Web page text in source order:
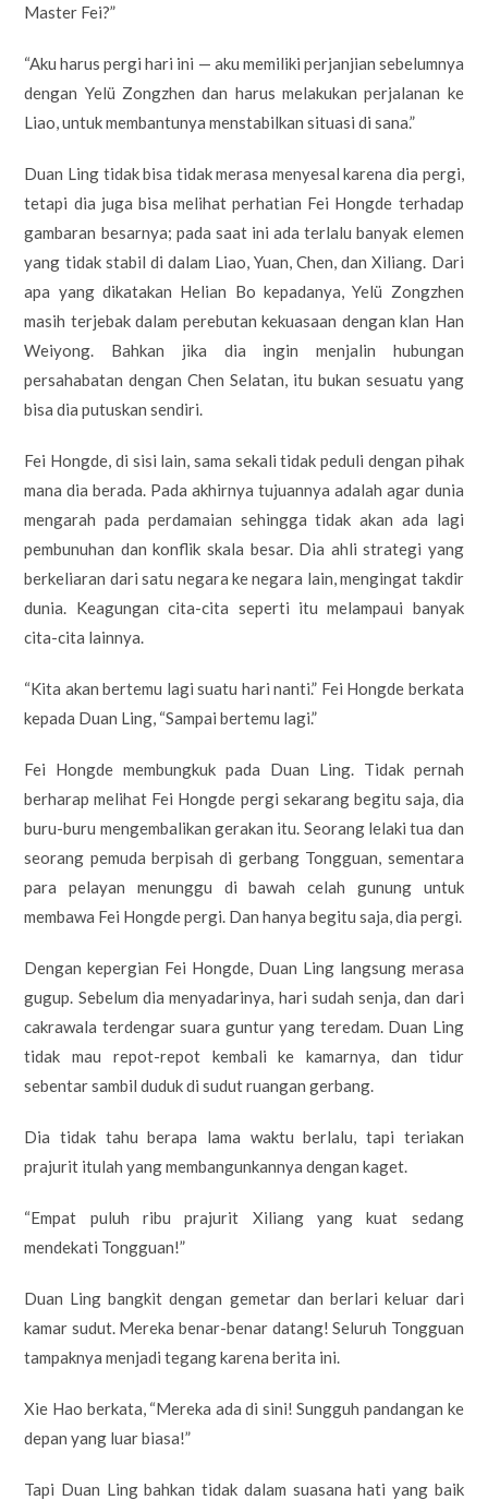
Master Fei?”
“Aku harus pergi hari ini — aku memiliki perjanjian sebelumnya
dengan Yelü Zongzhen dan harus melakukan perjalanan ke
Liao, untuk membantunya menstabilkan situasi di sana.”
Duan Ling tidak bisa tidak merasa menyesal karena dia pergi,
tetapi dia juga bisa melihat perhatian Fei Hongde terhadap
gambaran besarnya; pada saat ini ada terlalu banyak elemen
yang tidak stabil di dalam Liao, Yuan, Chen, dan Xiliang. Dari
apa yang dikatakan Helian Bo kepadanya, Yelü Zongzhen
masih terjebak dalam perebutan kekuasaan dengan klan Han
Weiyong. Bahkan jika dia ingin menjalin hubungan
persahabatan dengan Chen Selatan, itu bukan sesuatu yang
bisa dia putuskan sendiri.
Fei Hongde, di sisi lain, sama sekali tidak peduli dengan pihak
mana dia berada. Pada akhirnya tujuannya adalah agar dunia
mengarah pada perdamaian sehingga tidak akan ada lagi
pembunuhan dan konflik skala besar. Dia ahli strategi yang
berkeliaran dari satu negara ke negara lain, mengingat takdir
dunia. Keagungan cita-cita seperti itu melampaui banyak
cita-cita lainnya.
“Kita akan bertemu lagi suatu hari nanti.” Fei Hongde berkata
kepada Duan Ling, “Sampai bertemu lagi.”
Fei Hongde membungkuk pada Duan Ling. Tidak pernah
berharap melihat Fei Hongde pergi sekarang begitu saja, dia
buru-buru mengembalikan gerakan itu. Seorang lelaki tua dan
seorang pemuda berpisah di gerbang Tongguan, sementara
para pelayan menunggu di bawah celah gunung untuk
membawa Fei Hongde pergi. Dan hanya begitu saja, dia pergi.
Dengan kepergian Fei Hongde, Duan Ling langsung merasa
gugup. Sebelum dia menyadarinya, hari sudah senja, dan dari
cakrawala terdengar suara guntur yang teredam. Duan Ling
tidak mau repot-repot kembali ke kamarnya, dan tidur
sebentar sambil duduk di sudut ruangan gerbang.
Dia tidak tahu berapa lama waktu berlalu, tapi teriakan
prajurit itulah yang membangunkannya dengan kaget.
“Empat puluh ribu prajurit Xiliang yang kuat sedang
mendekati Tongguan!”
Duan Ling bangkit dengan gemetar dan berlari keluar dari
kamar sudut. Mereka benar-benar datang! Seluruh Tongguan
tampaknya menjadi tegang karena berita ini.
Xie Hao berkata, “Mereka ada di sini! Sungguh pandangan ke
depan yang luar biasa!”
Tapi Duan Ling bahkan tidak dalam suasana hati yang baik